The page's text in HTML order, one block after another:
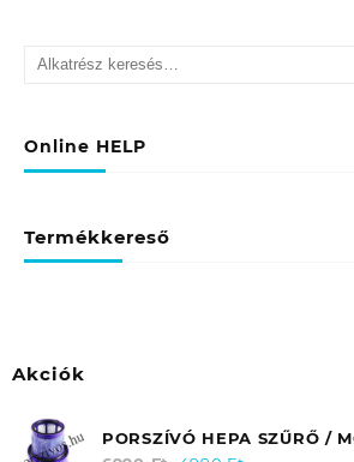
Keresés
Online HELP
Termékkereső
Akciók
PORSZÍVÓ HEPA SZŰRŐ /